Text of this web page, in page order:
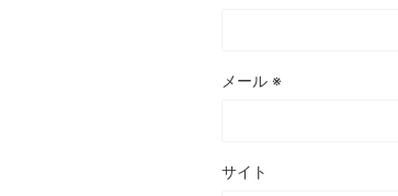
メール ※
サイト